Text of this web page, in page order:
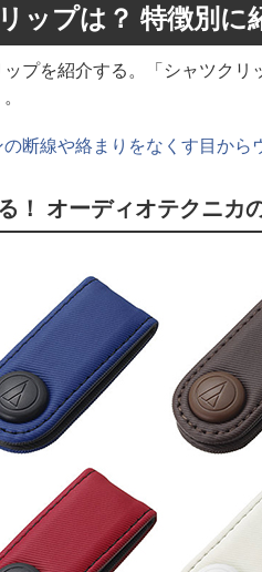
ップは？ 特徴別に
プを紹介する。「シャツク
断線や絡まりをなくす目から
！ オーディオテクニカ